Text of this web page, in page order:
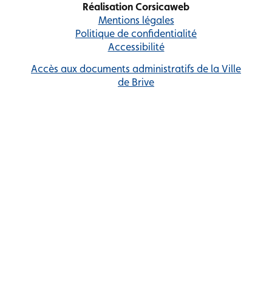
Réalisation Corsicaweb
Mentions légales
Politique de confidentialité
Accessibilité
Accès aux documents administratifs de la Ville
de Brive